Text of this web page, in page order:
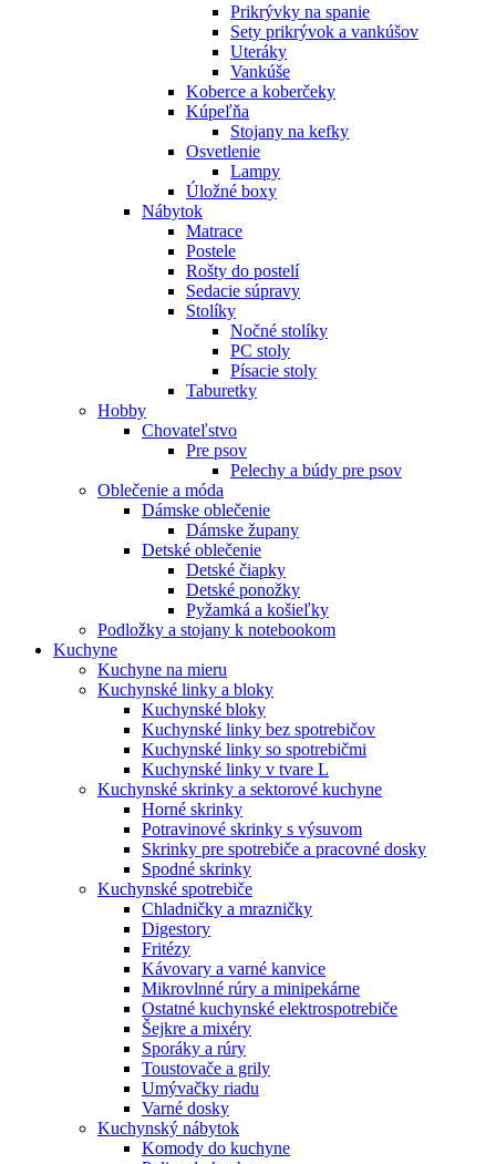
Prikrývky na spanie
Sety prikrývok a vankúšov
Uteráky
Vankúše
Koberce a koberčeky
Kúpeľňa
Stojany na kefky
Osvetlenie
Lampy
Úložné boxy
Nábytok
Matrace
Postele
Rošty do postelí
Sedacie súpravy
Stolíky
Nočné stolíky
PC stoly
Písacie stoly
Taburetky
Hobby
Chovateľstvo
Pre psov
Pelechy a búdy pre psov
Oblečenie a móda
Dámske oblečenie
Dámske župany
Detské oblečenie
Detské čiapky
Detské ponožky
Pyžamká a košieľky
Podložky a stojany k notebookom
Kuchyne
Kuchyne na mieru
Kuchynské linky a bloky
Kuchynské bloky
Kuchynské linky bez spotrebičov
Kuchynské linky so spotrebičmi
Kuchynské linky v tvare L
Kuchynské skrinky a sektorové kuchyne
Horné skrinky
Potravinové skrinky s výsuvom
Skrinky pre spotrebiče a pracovné dosky
Spodné skrinky
Kuchynské spotrebiče
Chladničky a mrazničky
Digestory
Fritézy
Kávovary a varné kanvice
Mikrovlnné rúry a minipekárne
Ostatné kuchynské elektrospotrebiče
Šejkre a mixéry
Sporáky a rúry
Toustovače a grily
Umývačky riadu
Varné dosky
Kuchynský nábytok
Komody do kuchyne